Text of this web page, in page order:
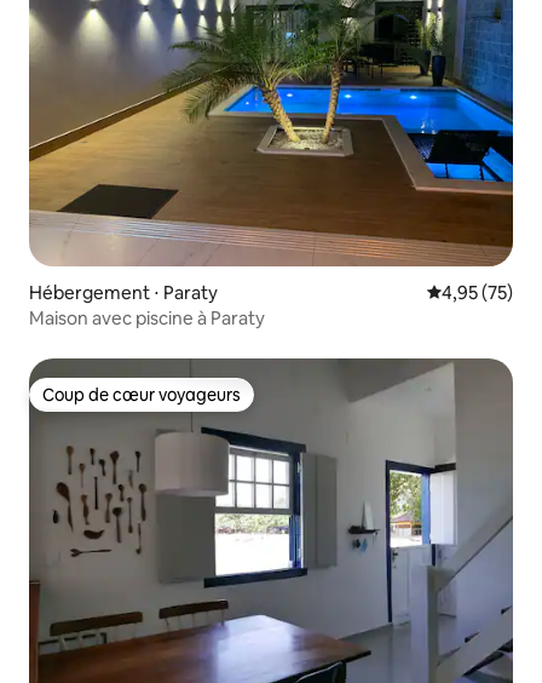
Hébergement ⋅ Paraty Évaluation
4,95 (75)
Maison avec piscine à Paraty
Coup de cœur voyageurs
Coup de cœur voyageurs